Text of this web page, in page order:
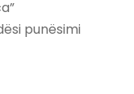
punësimi